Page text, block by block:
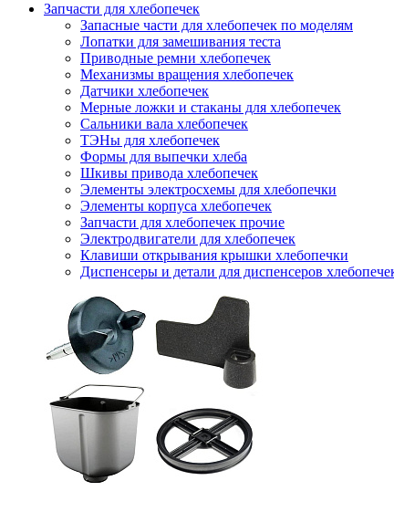
Запчасти для хлебопечек
Запасные части для хлебопечек по моделям
Лопатки для замешивания теста
Приводные ремни хлебопечек
Механизмы вращения хлебопечек
Датчики хлебопечек
Мерные ложки и стаканы для хлебопечек
Сальники вала хлебопечек
ТЭНы для хлебопечек
Формы для выпечки хлеба
Шкивы привода хлебопечек
Элементы электросхемы для хлебопечки
Элементы корпуса хлебопечек
Запчасти для хлебопечек прочие
Электродвигатели для хлебопечек
Клавиши открывания крышки хлебопечки
Диспенсеры и детали для диспенсеров